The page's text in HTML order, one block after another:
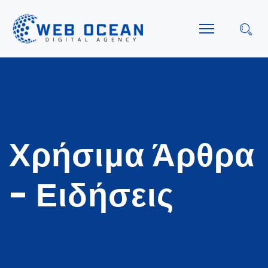
Χρήσιμα Άρθρα
- Ειδήσεις